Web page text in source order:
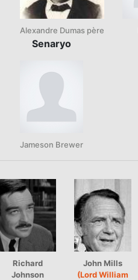
Alexandre Dumas père
Senaryo
Jameson Brewer
Richard
Johnson
John Mills
(Lord William